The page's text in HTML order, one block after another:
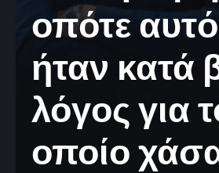
οπότε
ήταν κατά
λόγος για
οποίο